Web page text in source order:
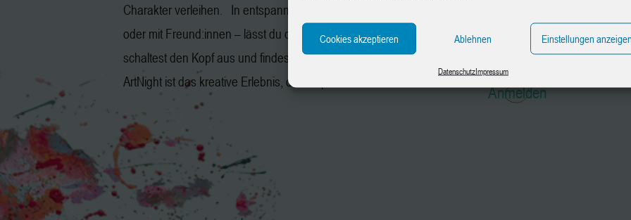
Cookies akzeptieren Ablehnen Einstellungen
DatenschutzImpressum
Charakter verleihen. In entspannter Atmosphäre – ob allein
oder mit Freund:innen – lässt du den Alltag hinter dir,
schaltest den Kopf aus und findest in den kreativen Flow.
ArtNight ist das kreative Erlebnis, das inspiriert und verbindet.
Teens 15-18 Jahre
Anmelden